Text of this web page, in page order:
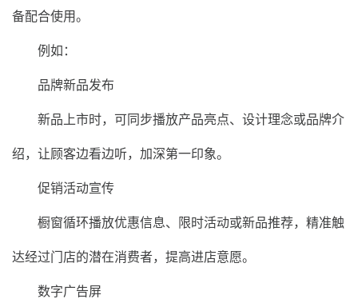
备配合使用。
例如：
品牌新品发布
新品上市时，可同步播放产品亮点、设计理念或品牌介
绍，让顾客边看边听，加深第一印象。
促销活动宣传
橱窗循环播放优惠信息、限时活动或新品推荐，精准触
达经过门店的潜在消费者，提高进店意愿。
数字广告屏